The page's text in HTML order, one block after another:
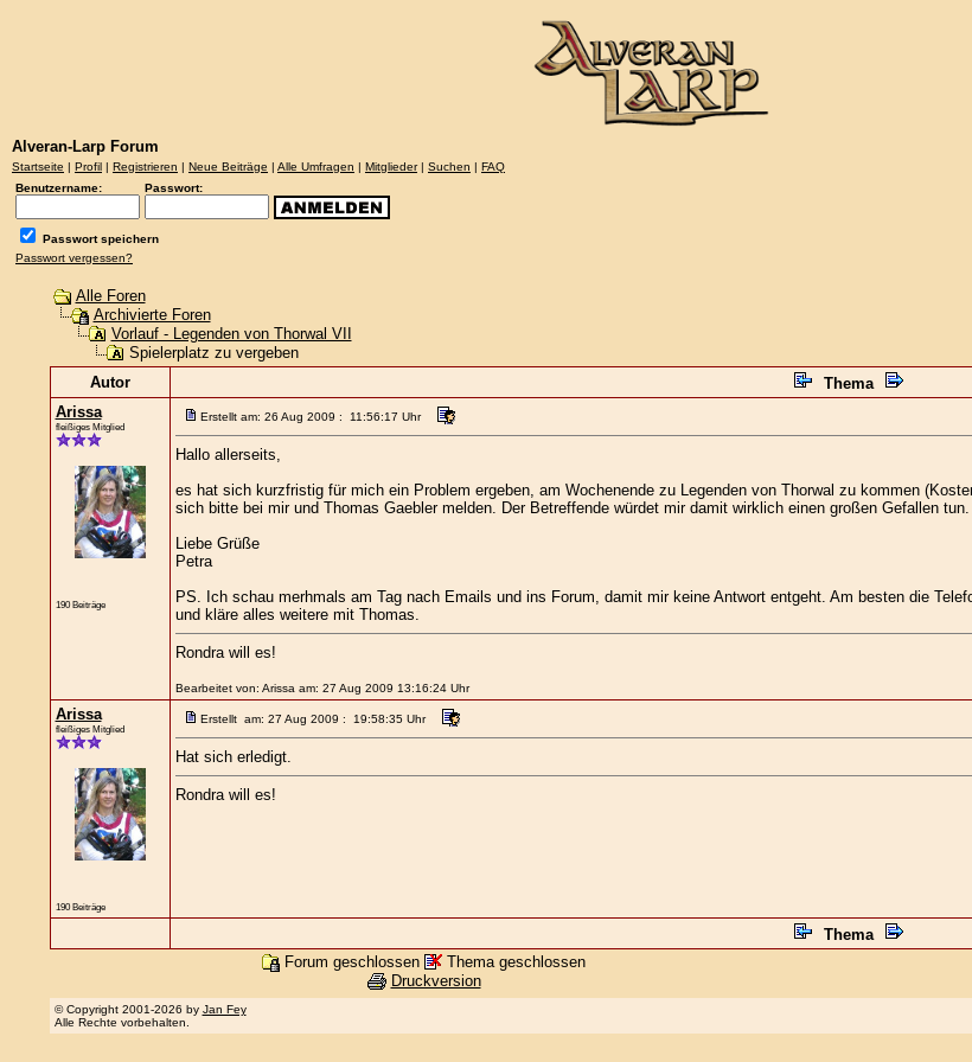
Alveran-Larp Forum
Startseite | Profil | Registrieren | Neue Beiträge | Alle Umfragen | Mitglieder| Suchen | FAQ
Benutzername:
Passwort:
Passwort speichern
Passwort vergessen?
Alle Foren
Archivierte Foren
Vorlauf - Legenden von Thorwal VII
Spielerplatz zu vergeben
Autor
Thema
Arissa
fleißiges Mitglied
190 Beiträge
Erstellt am: 26 Aug 2009 : 11:56:17 Uhr
Hallo allerseits,
es hat sich kurzfristig für mich ein Problem ergeben, am Wochenende zu Legenden von Thorwal zu kommen
sich bitte bei mir und Thomas Gaebler melden. Der Betreffende würdet mir damit wirklich einen großen Gefallen tun.
Liebe Grüße
Petra
PS. Ich schau merhmals am Tag nach Emails und ins Forum, damit mir keine Antwort entgeht. Am besten die
und kläre alles weitere mit Thomas.
Rondra will es!
Bearbeitet von: Arissa am: 27 Aug 2009 13:16:24 Uhr
Arissa
fleißiges Mitglied
190 Beiträge
Erstellt am: 27 Aug 2009 : 19:58:35 Uhr
Hat sich erledigt.
Rondra will es!
Thema
Forum geschlossen
Thema geschlossen
Druckversion
© Copyright 2001-2026 by Jan Fey
Alle Rechte vorbehalten.